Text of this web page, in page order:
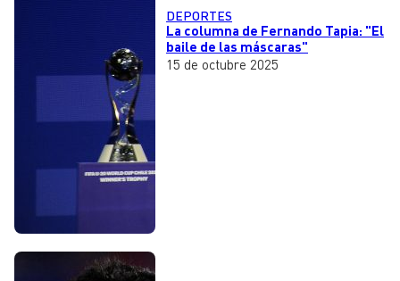
Entretención y Cultura
Dato en Pauta
Contenido Patrocinado
DEPORTES
La columna de Fernando Tapia: "El
baile de las máscaras"
15 de octubre 2025